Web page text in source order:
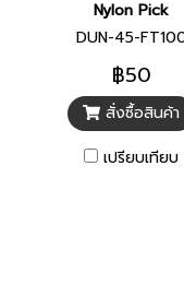
Nylon Pick
DUN-45-
฿50
สั่งซื้อสินค้า
เปรียบเทียบ